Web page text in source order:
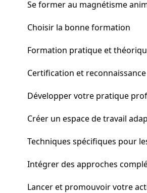
Se former au magnétisme
Choisir la bonne formation
Formation pratique et
Certification et reconnaissance
Développer votre pratique
Créer un espace de travail
Techniques spécifiques pour
Intégrer des approches
Lancer et promouvoir votre